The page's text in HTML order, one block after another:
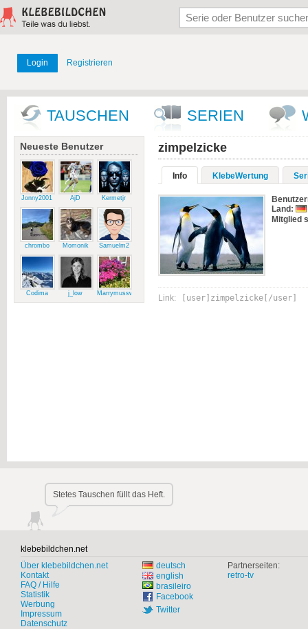
Login Registrieren
TAUSCHEN SERIEN
Neueste Benutzer
Jonny2001 AjD Kermetjr
chrombo Momonik Samuelm2
Codima j_low Marrymussweg
zimpelzicke
Info KlebeWertung
Land:
Mitglied
Link: [user]zimpelzicke[/user]
Stetes Tauschen füllt das Heft.
klebebildchen.net
Über klebebildchen.net
Kontakt
FAQ / Hilfe
Statistik
Werbung
Impressum
Datenschutz
deutsch
english
brasileiro
Facebook
Twitter
Partnerseiten:
retro-tv